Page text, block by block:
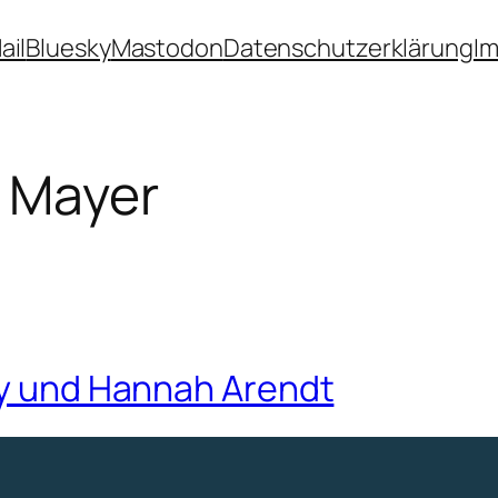
BlueskyMastodonDatenschutzerklärung
und Hannah Arendt